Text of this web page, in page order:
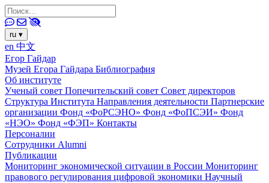
ru ▾
en 中文
Егор Гайдар
Музей Егора Гайдара Библиография
Об институте
Ученый совет Попечительский совет Совет директоров
Структура Института Направления деятельности Партнерские
организации Фонд «ФоРСЭНО» Фонд «ФоПСЭИ» Фонд
«НЭО» Фонд «ФЭП» Контакты
Персоналии
Сотрудники Alumni
Публикации
Мониторинг экономической ситуации в России Мониторинг
правового регулирования цифровой экономики Научный